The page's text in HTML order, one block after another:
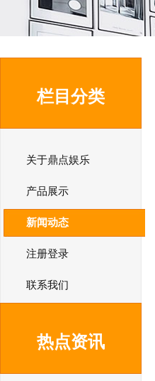
栏目分类
关于鼎点娱乐
产品展示
新闻动态
注册登录
联系我们
热点资讯